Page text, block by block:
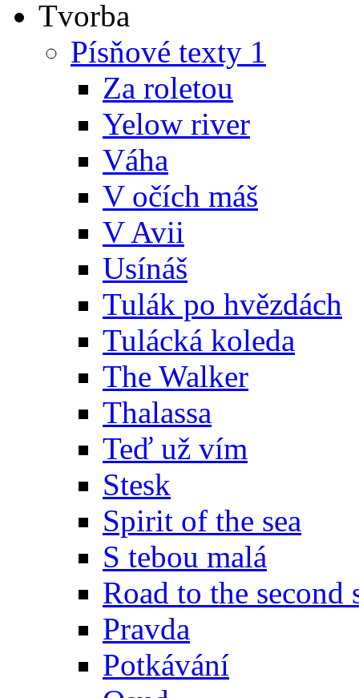
Tvorba
Písňové texty 1
Za roletou
Yelow river
Váha
V očích máš
V Avii
Usínáš
Tulák po hvězdách
Tulácká koleda
The Walker
Thalassa
Teď už vím
Stesk
Spirit of the sea
S tebou malá
Road to the second
Pravda
Potkávání